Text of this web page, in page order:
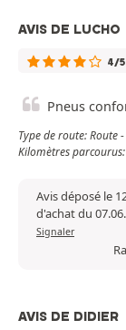
AVIS DE LUCHO
4/5
Pneus
Type de route: Route
Kilomètres
Avis déposé le
d'achat du
Signaler
AVIS DE DIDIER